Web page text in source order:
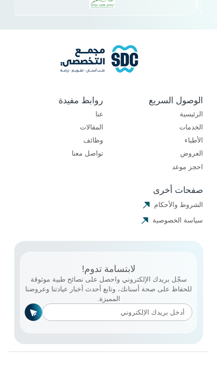
الوصول السريع
الرئيسية
الخدمات
الأطباء
العروض
احجز موعد
روابط مفيدة
عنا
المقالات
وظائف
تواصل معنا
صفحات أخرى
الشروط والأحكام
سياسة الخصوصية
لابتسامة تدوم!
سجّل بريدك الإلكتروني واحصل على نصائح طبية موثوقة
للحفاظ على صحة أسنانك، وتابع أحدث أخبار عيادتنا وعروضنا
المميزة.